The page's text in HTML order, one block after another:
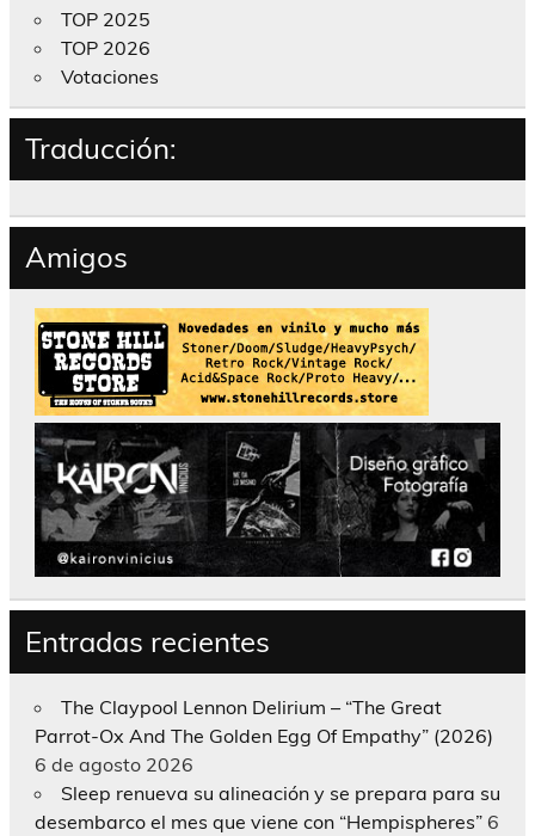
TOP 2025
TOP 2026
Votaciones
Traducción:
Amigos
Entradas recientes
The Claypool Lennon Delirium – “The Great
Parrot-Ox And The Golden Egg Of Empathy” (2026)
6 de agosto 2026
Sleep renueva su alineación y se prepara para su
desembarco el mes que viene con “Hempispheres” 6